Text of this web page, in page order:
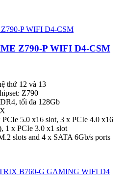
Z790-P WIFI D4-CSM
thứ 12 và 13
Z790
tối đa 128Gb
5.0 x16 slot, 3 x PCIe 4.0 x16
1 x PCIe 3.0 x1 slot
slots and 4 x SATA 6Gb/s ports